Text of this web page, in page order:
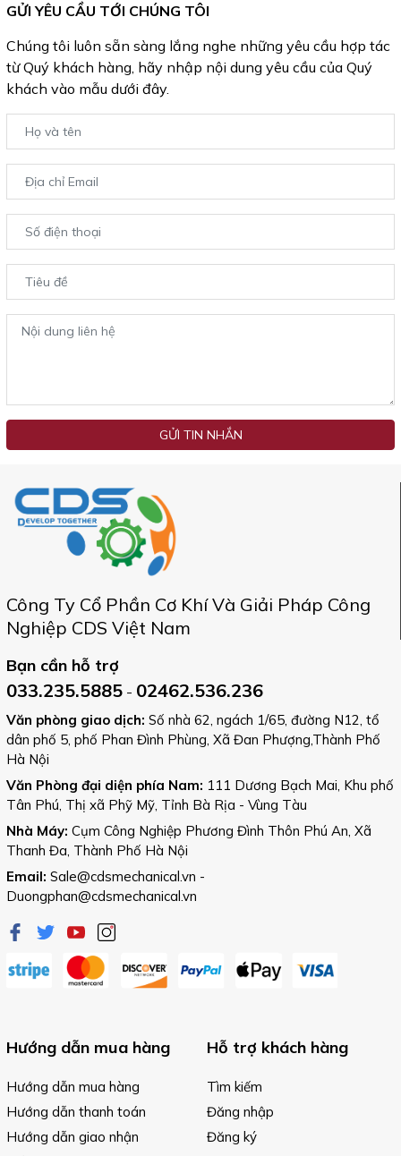
GỬI YÊU CẦU TỚI CHÚNG TÔI
Chúng tôi luôn sẵn sàng lắng nghe những yêu cầu hợp tác
từ Quý khách hàng, hãy nhập nội dung yêu cầu của Quý
khách vào mẫu dưới đây.
GỬI TIN NHẮN
Công Ty Cổ Phần Cơ Khí Và Giải Pháp Công
Nghiệp CDS Việt Nam
Bạn cần hỗ trợ
033.235.5885 - 02462.536.236
Văn phòng giao dịch: Số nhà 62, ngách 1/65, đường N12, tổ
dân phố 5, phố Phan Đình Phùng, Xã Đan Phượng,Thành Phố
Hà Nội
Văn Phòng đại diện phía Nam: 111 Dương Bạch Mai, Khu phố
Tân Phú, Thị xã Phỹ Mỹ, Tỉnh Bà Rịa - Vùng Tàu
Nhà Máy: Cụm Công Nghiệp Phương Đình Thôn Phú An, Xã
Thanh Đa, Thành Phố Hà Nội
Email: Sale@cdsmechanical.vn -
Duongphan@cdsmechanical.vn
Hướng dẫn mua hàng
Hướng dẫn mua hàng
Hướng dẫn thanh toán
Hướng dẫn giao nhận
Hỗ trợ khách hàng
Tìm kiếm
Đăng nhập
Đăng ký